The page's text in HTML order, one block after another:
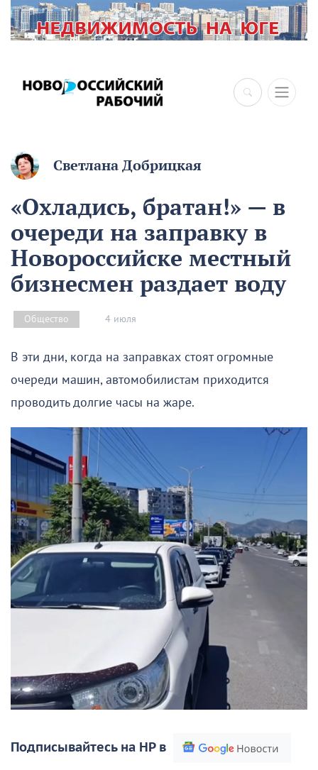
×
Светлана Добрицкая
«Охладись, братан!» — в
очереди на заправку в
Новороссийске местный
бизнесмен раздает воду
Общество 4 июля
В эти дни, когда на заправках стоят огромные
очереди машин, автомобилистам приходится
проводить долгие часы на жаре.
Подписывайтесь на НР в